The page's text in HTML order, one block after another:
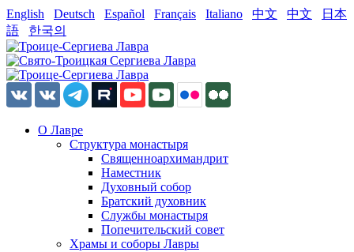
English Deutsch Español Français Italiano 中文 中文
日本
語
한국의
О Лавре
Структура монастыря
Священноархимандрит
Наместник
Духовный собор
Братский духовник
Службы монастыря
Попечительский совет
Храмы и соборы Лавры